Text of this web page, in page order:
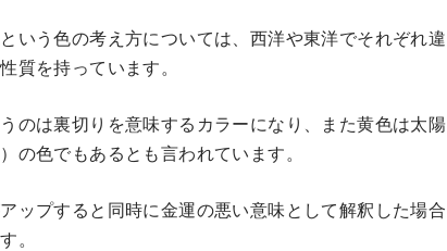
いう色の考え方については、西洋や東洋でそれぞれ違
質を持っています。
のは裏切りを意味するカラーになり、また黄色は太陽
の色でもあるとも言われています。
ップすると同時に金運の悪い意味として解釈した場合
。